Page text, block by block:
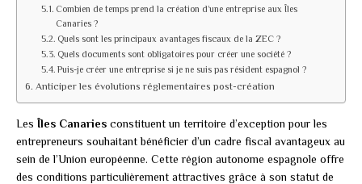
Combien de temps prend la création d’une entreprise aux Îles
Canaries ?
Quels sont les principaux avantages fiscaux de la ZEC ?
Quels documents sont obligatoires pour créer une société ?
Puis-je créer une entreprise si je ne suis pas résident espagnol ?
Anticiper les évolutions réglementaires post-création
Les Îles Canaries constituent un territoire d’exception pour les
entrepreneurs souhaitant bénéficier d’un cadre fiscal avantageux au
sein de l’Union européenne. Cette région autonome espagnole offre
des conditions particulièrement attractives grâce à son statut de